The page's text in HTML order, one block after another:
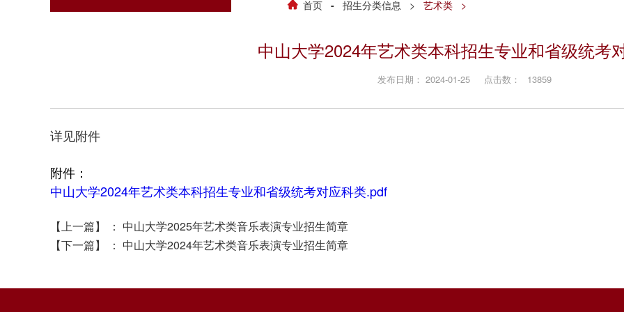
首页 - 招生分类信息 > 艺术类 >
中山大学2024年艺术类本科招生专业和省级统考
发布日期： 2024-01-25 点击数： 13859
详见附件
附件：
中山大学2024年艺术类本科招生专业和省级统考对应科类.pdf
【上一篇】 ： 中山大学2025年艺术类音乐表演专业招生简章
【下一篇】
： 中山大学2024年艺术类音乐表演专业招生简章